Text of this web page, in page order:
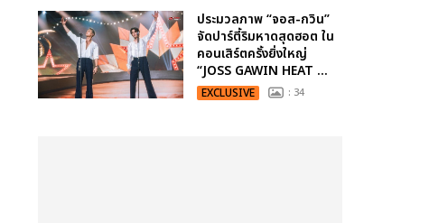
ประมวลภาพ “จอส-กวิน”
จัดปาร์ตี้ริมหาดสุดฮอต ใน
คอนเสิร์ตครั้งยิ่งใหญ่
“JOSS GAWIN HEAT ...
EXCLUSIVE : 34